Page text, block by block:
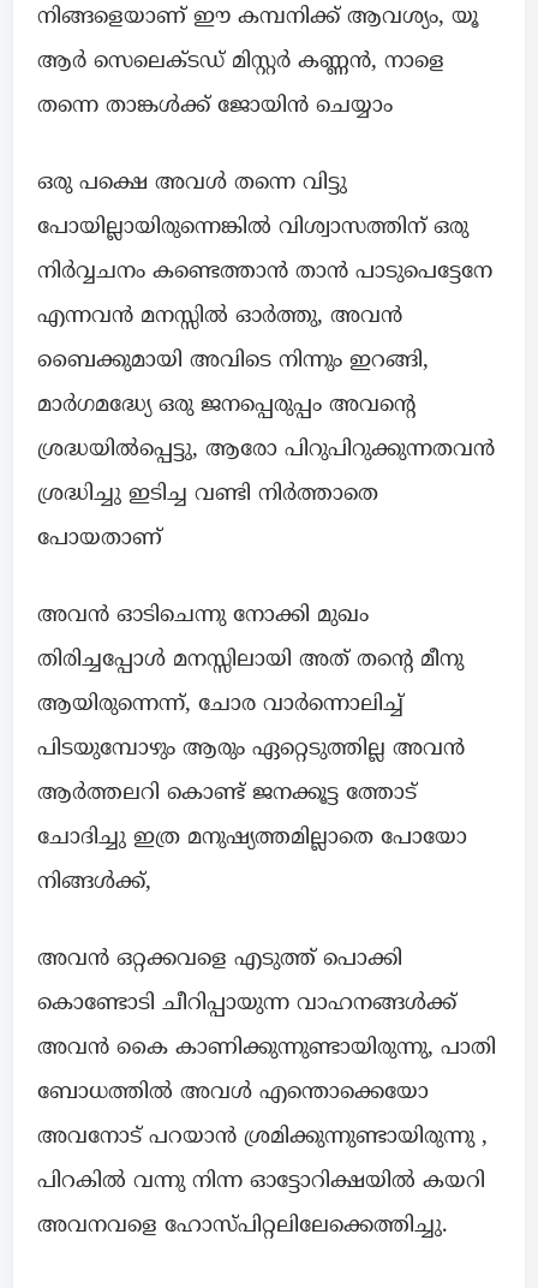
നിങ്ങളെയാണ് ഈ കമ്പനിക്ക് ആവശ്യം, യൂ
ആർ സെലെക്ടഡ് മിസ്റ്റർ കണ്ണൻ, നാളെ
തന്നെ താങ്കൾക്ക് ജോയിൻ ചെയ്യാം
ഒരു പക്ഷെ അവൾ തന്നെ വിട്ടു
പോയില്ലായിരുന്നെങ്കിൽ വിശ്വാസത്തിന് ഒരു
നിർവ്വചനം കണ്ടെത്താൻ താൻ പാടുപെട്ടേനേ
എന്നവൻ മനസ്സിൽ ഓർത്തു, അവൻ
ബൈക്കുമായി അവിടെ നിന്നും ഇറങ്ങി,
മാർഗമദ്ധ്യേ ഒരു ജനപ്പെരുപ്പം അവന്റെ
ശ്രദ്ധയിൽപ്പെട്ടു, ആരോ പിറുപിറുക്കുന്നതവൻ
ശ്രദ്ധിച്ചു ഇടിച്ച വണ്ടി നിർത്താതെ
പോയതാണ്
അവൻ ഓടിചെന്നു നോക്കി മുഖം
തിരിച്ചപ്പോൾ മനസ്സിലായി അത് തന്റെ മീനു
ആയിരുന്നെന്ന്, ചോര വാർന്നൊലിച്ച്
പിടയുമ്പോഴും ആരും ഏറ്റെടുത്തില്ല അവൻ
ആർത്തലറി കൊണ്ട് ജനക്കൂട്ട ത്തോട്
ചോദിച്ചു ഇത്ര മനുഷ്യത്തമില്ലാതെ പോയോ
നിങ്ങൾക്ക്,
അവൻ ഒറ്റക്കവളെ എടുത്ത് പൊക്കി
കൊണ്ടോടി ചീറിപ്പായുന്ന വാഹനങ്ങൾക്ക്
അവൻ കൈ കാണിക്കുന്നുണ്ടായിരുന്നു, പാതി
ബോധത്തിൽ അവൾ എന്തൊക്കെയോ
അവനോട് പറയാൻ ശ്രമിക്കുന്നുണ്ടായിരുന്നു ,
പിറകിൽ വന്നു നിന്ന ഓട്ടോറിക്ഷയിൽ കയറി
അവനവളെ ഹോസ്പിറ്റലിലേക്കെത്തിച്ചു.